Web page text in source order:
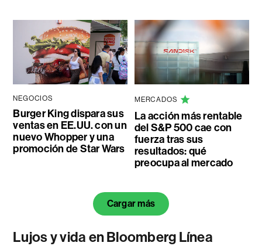
NEGOCIOS
Burger King dispara sus
ventas en EE.UU. con un
nuevo Whopper y una
promoción de Star Wars
MERCADOS
La acción más rentable
del S&P 500 cae con
fuerza tras sus
resultados: qué
preocupa al mercado
Cargar más
Lujos y vida en Bloomberg Línea